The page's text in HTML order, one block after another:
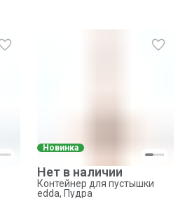
Новинка
Нет в наличии
Контейнер для пустышки
edda, Пудра